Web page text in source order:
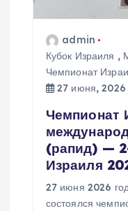
admin
Кубок Израиля ,
Чемпионат
27 июня, 2026
Чемпионат
(рапид) —
Израиля
27 июня 2026
состоялся